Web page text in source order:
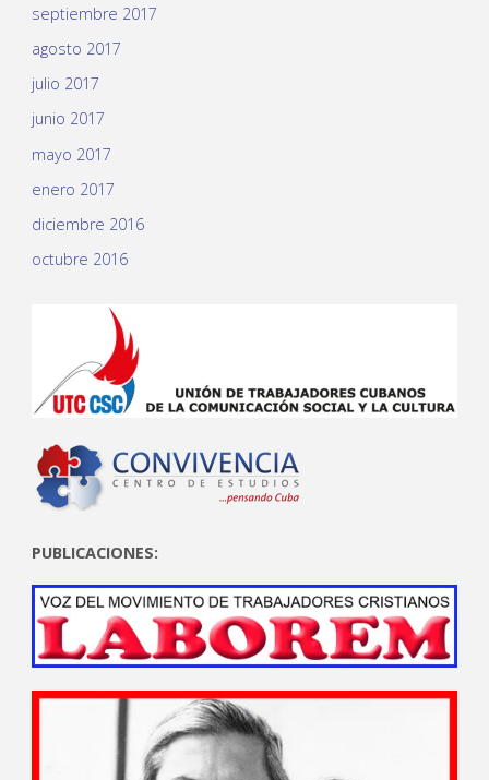
septiembre 2017
agosto 2017
julio 2017
junio 2017
mayo 2017
enero 2017
diciembre 2016
octubre 2016
PUBLICACIONES: